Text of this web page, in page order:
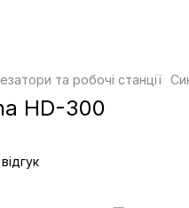
та робочі станції
HD-300